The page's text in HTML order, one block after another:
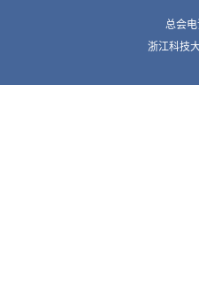
总会
浙江科技